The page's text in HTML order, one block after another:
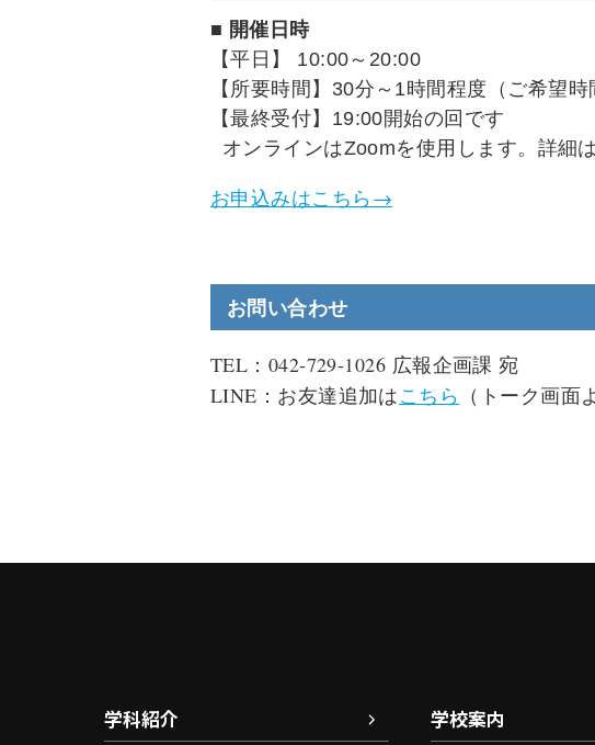
■ 開催日時
【平日】 10:00～20:00
【所要時間】30分～1時間程度（ご希望時
【最終受付】19:00開始の回です
オンラインはZoomを使用します。詳細
お申込みはこちら→
お問い合わせ
TEL：042-729-1026 広報企画課 宛
LINE：お友達追加はこちら （トーク画面
学科紹介 学校案内